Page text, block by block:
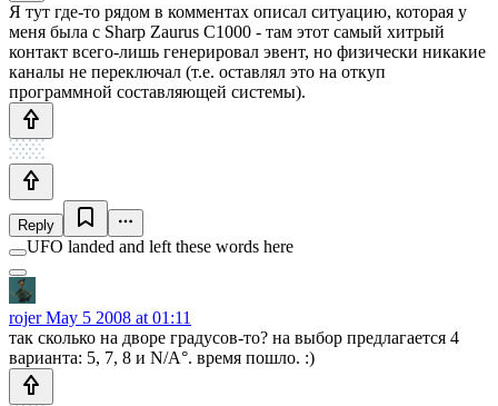
Я тут где-то рядом в комментах описал ситуацию, которая у
меня была с Sharp Zaurus C1000 - там этот самый хитрый
контакт всего-лишь генерировал эвент, но физически никакие
каналы не переключал (т.е. оставлял это на откуп
программной составляющей системы).
Reply
UFO landed and left these words here
rojerMay 5 2008 at 01:11
так сколько на дворе градусов-то? на выбор предлагается 4
варианта: 5, 7, 8 и N/A°. время пошло. :)